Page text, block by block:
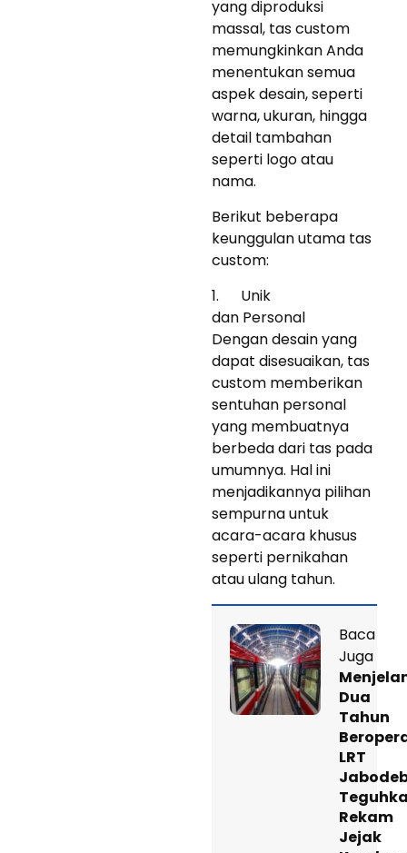
yang diproduksi
massal, tas custom
memungkinkan Anda
menentukan semua
aspek desain, seperti
warna, ukuran, hingga
detail tambahan
seperti logo atau
nama.
Berikut beberapa
keunggulan utama tas
custom:
1. Unik
dan Personal
Dengan desain yang
dapat disesuaikan, tas
custom memberikan
sentuhan personal
yang membuatnya
berbeda dari tas pada
umumnya. Hal ini
menjadikannya pilihan
sempurna untuk
acara-acara khusus
seperti pernikahan
atau ulang tahun.
Baca
Juga
Dua
Tahun
LRT
Rekam
Jejak